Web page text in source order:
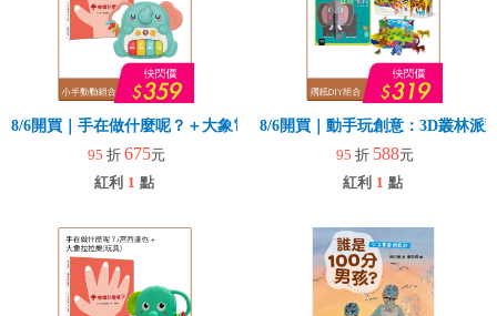
8/6開買｜手在做什麼呢？＋大象電子琴
95 折 675元
紅利 1 點
8/6開買｜動手玩創意：3D叢林派
95 折 588元
紅利 1 點